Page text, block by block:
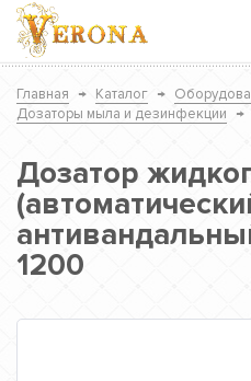
Главная → Каталог →
Дозаторы мыла и дезинфекции
→
Дозатор
1200